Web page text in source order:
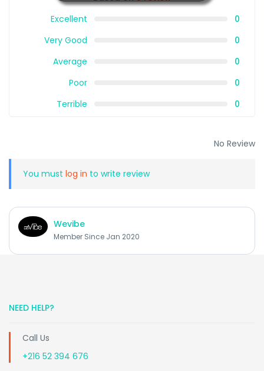
Excellent
0
Very Good
0
Average
0
Poor
0
Terrible
0
No Review
You must log in to write review
Wevibe
Member Since Jan 2020
NEED HELP?
Call Us
+216 52 394 676